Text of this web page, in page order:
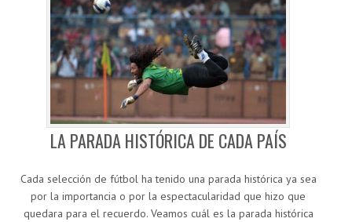
LA PARADA HISTÓRICA DE CADA PAÍS
Cada selección de fútbol ha tenido una parada histórica ya sea
por la importancia o por la espectacularidad que hizo que
quedara para el recuerdo. Veamos cuál es la parada histórica